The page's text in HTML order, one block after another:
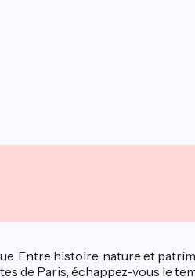
Entre histoire, nature et
de Paris, échappez-vous le